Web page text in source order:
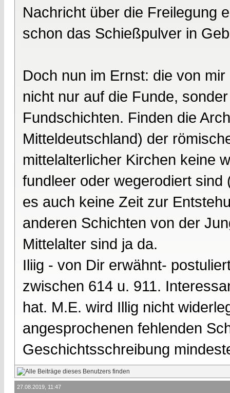
Nachricht über die Freilegung
schon das Schießpulver in
Doch nun im Ernst: die von
nicht nur auf die Funde,
Fundschichten. Finden die
Mitteldeutschland) der
mittelalterlicher Kirchen keine
fundleer oder wegerodiert
es auch keine Zeit zur
anderen Schichten von der
Mittelalter sind ja da.
Iliig - von Dir erwähnt-
zwischen 614 u. 911.
hat. M.E. wird Illig nicht
angesprochenen fehlenden
Geschichtsschreibung
27.08.2019, 11:47